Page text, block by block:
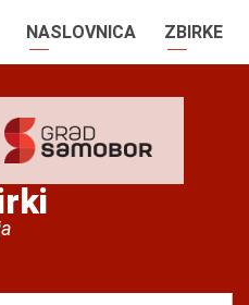
NASLOVNICA ZBIRKE